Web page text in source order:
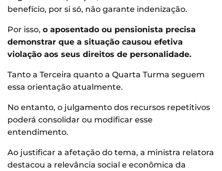
benefício, por si só, não garante indenização.
Por isso, o aposentado ou pensionista precisa
demonstrar que a situação causou efetiva
violação aos seus direitos de personalidade.
Tanto a Terceira quanto a Quarta Turma seguem
essa orientação atualmente.
No entanto, o julgamento dos recursos repetitivos
poderá consolidar ou modificar esse
entendimento.
Ao justificar a afetação do tema, a ministra relatora
destacou a relevância social e econômica da